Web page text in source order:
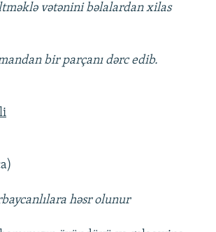
vətənini bəlalardan xilas
bir parçanı dərc edib.
həsr olunur